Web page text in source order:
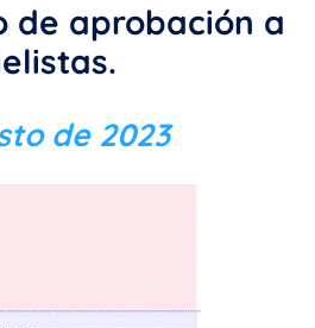
de aprobación a
de 2023